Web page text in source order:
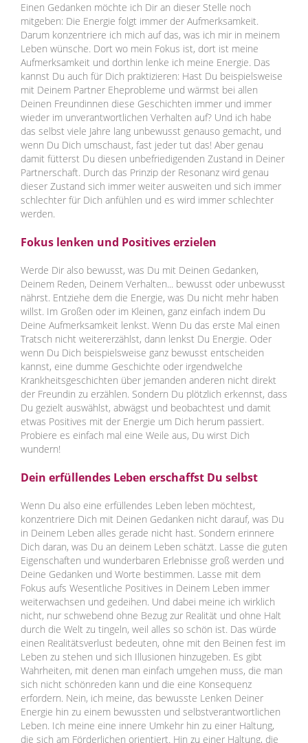
Einen Gedanken möchte ich Dir an dieser Stelle noch
mitgeben: Die Energie folgt immer der Aufmerksamkeit.
Darum konzentriere ich mich auf das, was ich mir in meinem
Leben wünsche. Dort wo mein Fokus ist, dort ist meine
Aufmerksamkeit und dorthin lenke ich meine Energie. Das
kannst Du auch für Dich praktizieren: Hast Du beispielsweise
mit Deinem Partner Eheprobleme und wärmst bei allen
Deinen Freundinnen diese Geschichten immer und immer
wieder im unverantwortlichen Verhalten auf? Und ich habe
das selbst viele Jahre lang unbewusst genauso gemacht, und
wenn Du Dich umschaust, fast jeder tut das! Aber genau
damit fütterst Du diesen unbefriedigenden Zustand in Deiner
Partnerschaft. Durch das Prinzip der Resonanz wird genau
dieser Zustand sich immer weiter ausweiten und sich immer
schlechter für Dich anfühlen und es wird immer schlechter
werden.
Fokus lenken und Positives erzielen
Werde Dir also bewusst, was Du mit Deinen Gedanken,
Deinem Reden, Deinem Verhalten... bewusst oder unbewusst
nährst. Entziehe dem die Energie, was Du nicht mehr haben
willst. Im Großen oder im Kleinen, ganz einfach indem Du
Deine Aufmerksamkeit lenkst. Wenn Du das erste Mal einen
Tratsch nicht weitererzählst, dann lenkst Du Energie. Oder
wenn Du Dich beispielsweise ganz bewusst entscheiden
kannst, eine dumme Geschichte oder irgendwelche
Krankheitsgeschichten über jemanden anderen nicht direkt
der Freundin zu erzählen. Sondern Du plötzlich erkennst, dass
Du gezielt auswählst, abwägst und beobachtest und damit
etwas Positives mit der Energie um Dich herum passiert.
Probiere es einfach mal eine Weile aus, Du wirst Dich
wundern!
Dein erfüllendes Leben erschaffst Du selbst
Wenn Du also eine erfüllendes Leben leben möchtest,
konzentriere Dich mit Deinen Gedanken nicht darauf, was Du
in Deinem Leben alles gerade nicht hast. Sondern erinnere
Dich daran, was Du an deinem Leben schätzt. Lasse die guten
Eigenschaften und wunderbaren Erlebnisse groß werden und
Deine Gedanken und Worte bestimmen. Lasse mit dem
Fokus aufs Wesentliche Positives in Deinem Leben immer
weiterwachsen und gedeihen. Und dabei meine ich wirklich
nicht, nur schwebend ohne Bezug zur Realität und ohne Halt
durch die Welt zu tingeln, weil alles so schön ist. Das würde
einen Realitätsverlust bedeuten, ohne mit den Beinen fest im
Leben zu stehen und sich Illusionen hinzugeben. Es gibt
Wahrheiten, mit denen man einfach umgehen muss, die man
sich nicht schönreden kann und die eine Konsequenz
erfordern. Nein, ich meine, das bewusste Lenken Deiner
Energie hin zu einem bewussten und selbstverantwortlichen
Leben. Ich meine eine innere Umkehr hin zu einer Haltung,
die sich am Förderlichen orientiert. Hin zu einer Haltung, die